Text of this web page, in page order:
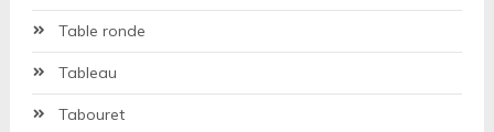
Table ronde
Tableau
Tabouret